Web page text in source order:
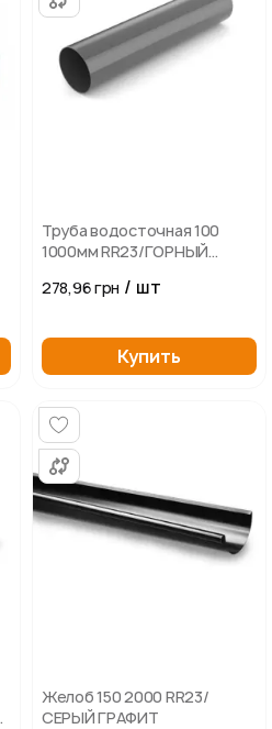
Труба водосточная 100
1000мм RR23/ГОРНЫЙ
278,96 грн / шт
Купить
Желоб 150 2000 RR23/
СЕРЫЙ ГРАФИТ